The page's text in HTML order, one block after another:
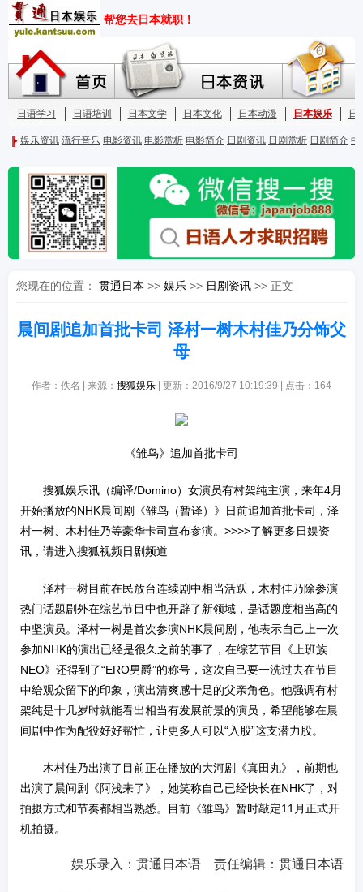
您现在的位置： 贯通日本 >> 娱乐 >> 日剧资讯 >> 正文
晨间剧追加首批卡司 泽村一树木村佳乃分饰父
母
作者：佚名 | 来源： 搜狐娱乐 | 更新：2016/9/27 10:19:39 | 点击： 164
《雏鸟》追加首批卡司
搜狐娱乐讯（编译/Domino）女演员有村架纯主演，来年4月
开始播放的NHK晨间剧《雏鸟（暂译）》日前追加首批卡司，泽
村一树、木村佳乃等豪华卡司宣布参演。>>>>了解更多日娱资
讯，请进入搜狐视频日剧频道
泽村一树目前在民放台连续剧中相当活跃，木村佳乃除参演
热门话题剧外在综艺节目中也开辟了新领域，是话题度相当高的
中坚演员。泽村一树是首次参演NHK晨间剧，他表示自己上一次
参加NHK的演出已经是很久之前的事了，在综艺节目《上班族
NEO》还得到了“ERO男爵”的称号，这次自己要一洗过去在节目
中给观众留下的印象，演出清爽感十足的父亲角色。他强调有村
架纯是十几岁时就能看出相当有发展前景的演员，希望能够在晨
间剧中作为配役好好帮忙，让更多人可以“入股”这支潜力股。
木村佳乃出演了目前正在播放的大河剧《真田丸》，前期也
出演了晨间剧《阿浅来了》，她笑称自己已经快长在NHK了，对
拍摄方式和节奏都相当熟悉。目前《雏鸟》暂时敲定11月正式开
机拍摄。
娱乐录入：贯通日本语 责任编辑：贯通日本语